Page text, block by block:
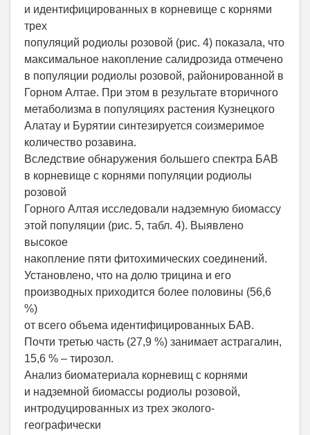
и идентифицированных в корневище с корнями
трех
популяций родиолы розовой (рис. 4) показала, что
максимальное накопление салидрозида отмечено
в популяции родиолы розовой, районированной в
Горном Алтае. При этом в результате вторичного
метаболизма в популяциях растения Кузнецкого
Алатау и Бурятии синтезируется соизмеримое
количество розавина.
Вследствие обнаружения большего спектра БАВ
в корневище с корнями популяции родиолы
розовой
Горного Алтая исследовали надземную биомассу
этой популяции (рис. 5, табл. 4). Выявлено
высокое
накопление пяти фитохимических соединений.
Установлено, что на долю трицина и его
производных приходится более половины (56,6
%)
от всего объема идентифицированных БАВ.
Почти третью часть (27,9 %) занимает астрагалин,
15,6 % – тирозол.
Анализ биоматериала корневищ с корнями
и надземной биомассы родиолы розовой,
интродуцированных из трех эколого-
географически